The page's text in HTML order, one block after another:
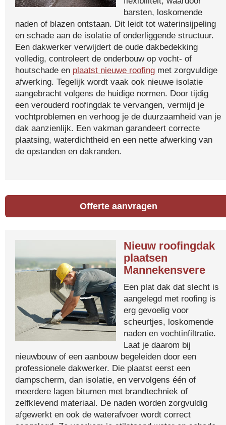
barsten, loskomende
naden of blazen ontstaan. Dit leidt tot waterinsijpeling
en schade aan de isolatie of onderliggende structuur.
Een dakwerker verwijdert de oude dakbedekking
volledig, controleert de onderbouw op vocht- of
houtschade en plaatst nieuwe roofing met zorgvuldige
afwerking. Tegelijk wordt vaak ook nieuwe isolatie
aangebracht volgens de huidige normen. Door tijdig
een verouderd roofingdak te vervangen, vermijd je
vochtproblemen en verhoog je de duurzaamheid van je
dak aanzienlijk. Een vakman garandeert correcte
plaatsing, waterdichtheid en een nette afwerking van
de opstanden en dakranden.
Offerte aanvragen
Nieuw roofingdak
plaatsen
Mannekensvere
Een plat dak dat slecht is
aangelegd met roofing is
erg gevoelig voor
scheurtjes, loskomende
naden en vochtinfiltratie.
Laat je daarom bij
nieuwbouw of een aanbouw begeleiden door een
professionele dakwerker. Die plaatst eerst een
dampscherm, dan isolatie, en vervolgens één of
meerdere lagen bitumen met brandtechniek of
zelfklevend materiaal. De naden worden zorgvuldig
afgewerkt en ook de waterafvoer wordt correct